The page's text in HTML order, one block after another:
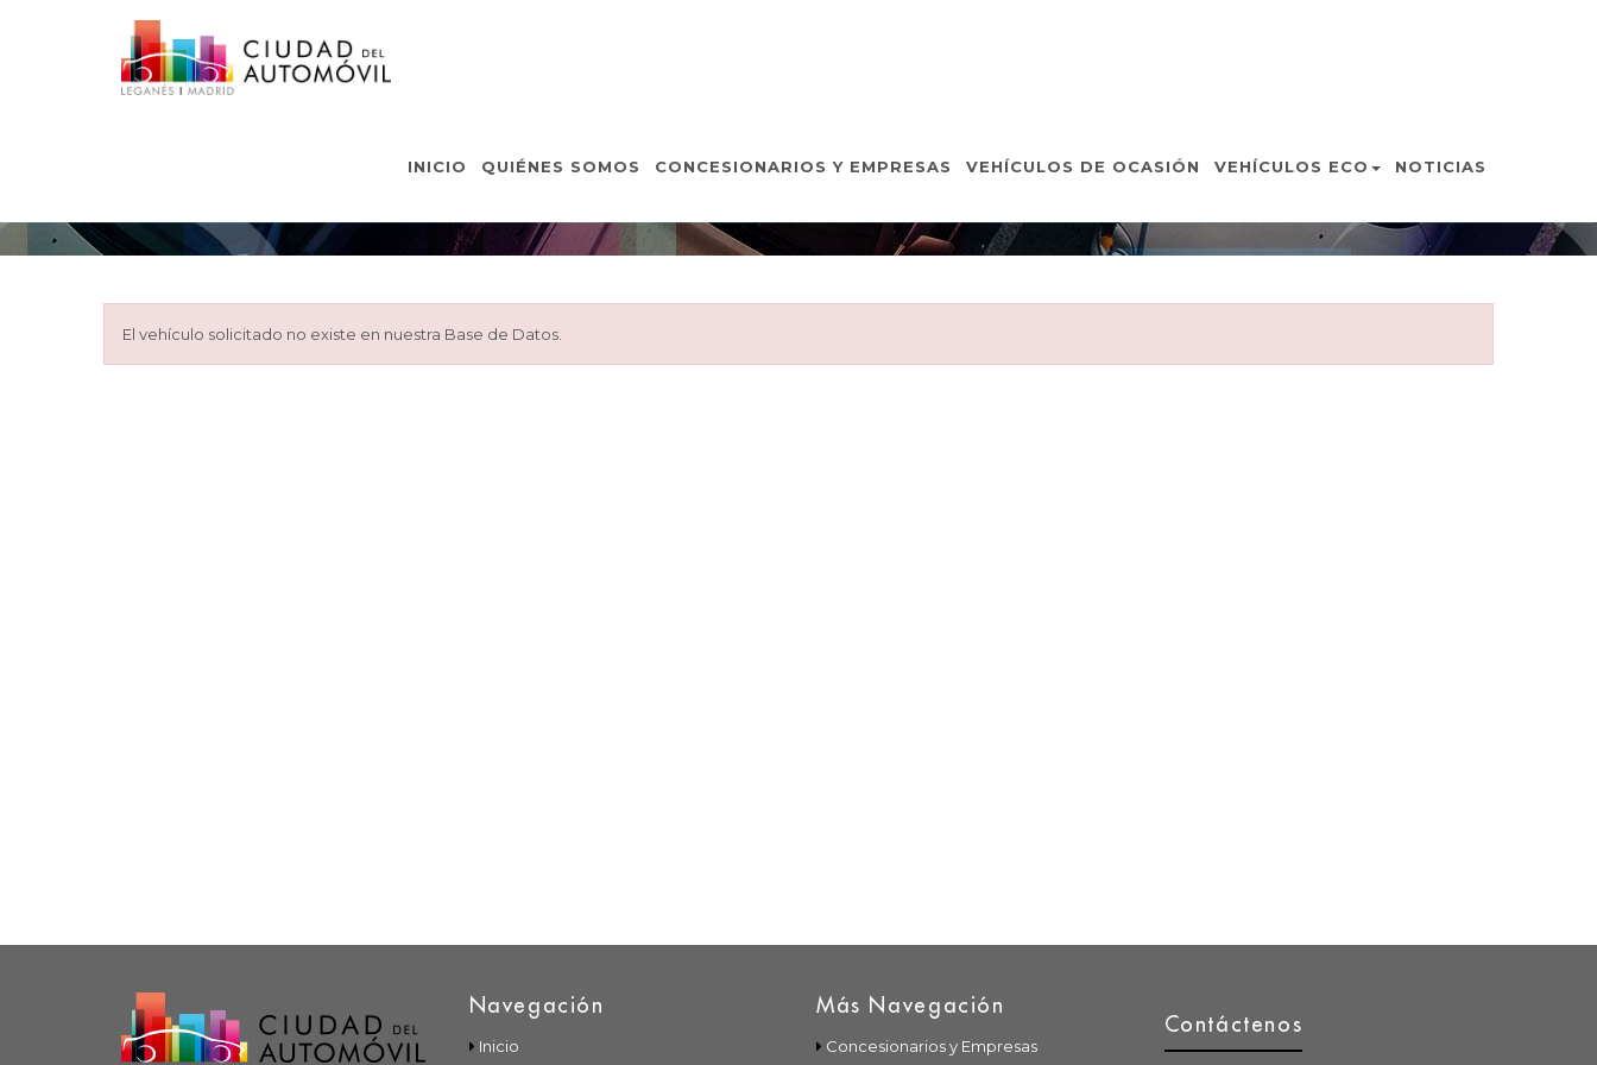
INICIO QUIÉNES SOMOS CONCESIONARIOS Y EMPRESAS VEHÍCULOS DE OCASIÓN VEHÍCULOS ECO NOTICIAS
VEHÍCULOS DE OCASIÓN
El vehículo solicitado no existe en nuestra Base de Datos.
Navegación
Inicio
Más Navegación
Concesionarios y Empresas
Contáctenos